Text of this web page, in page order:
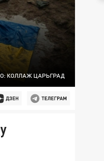
КОЛЛАЖ ЦАРЬГРАД